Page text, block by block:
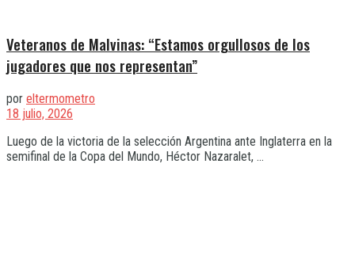
Veteranos de Malvinas: “Estamos orgullosos de los
jugadores que nos representan”
por eltermometro
18 julio, 2026
Luego de la victoria de la selección Argentina ante Inglaterra en la
semifinal de la Copa del Mundo, Héctor Nazaralet, ...